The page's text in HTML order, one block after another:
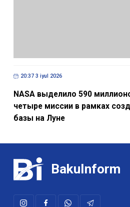
20:37 3 iyul 2026
NASA выделило 590
четыре миссии в рамках
базы на Луне
BakuInform